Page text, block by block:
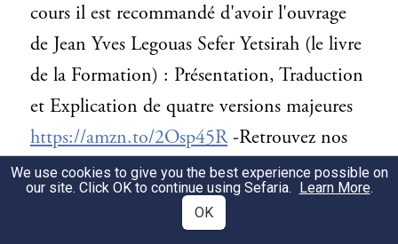
cours il est recommandé d'avoir l'ouvrage
de Jean Yves Legouas Sefer Yetsirah (le livre
de la Formation) : Présentation, Traduction
et Explication de quatre versions majeures
https://amzn.to/2Osp45R​-Retrouvez nos
livres en version bilingue avec traduction
en français et commentaires sur notre
http://amzn.to/2ifFoCJ​
We use cookies to give you the best experience possible on
our site. Click OK to continue using Sefaria. Learn More.
OK